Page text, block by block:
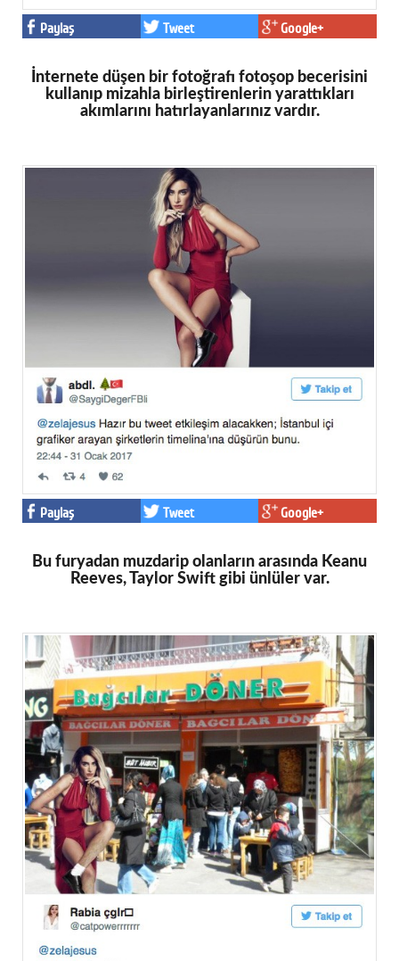
Paylaş Tweet Google+
İnternete düşen bir fotoğrafı fotoşop becerisini
kullanıp mizahla birleştirenlerin yarattıkları
akımlarını hatırlayanlarınız vardır.
Paylaş Tweet Google+
Bu furyadan muzdarip olanların arasında Keanu
Reeves, Taylor Swift gibi ünlüler var.